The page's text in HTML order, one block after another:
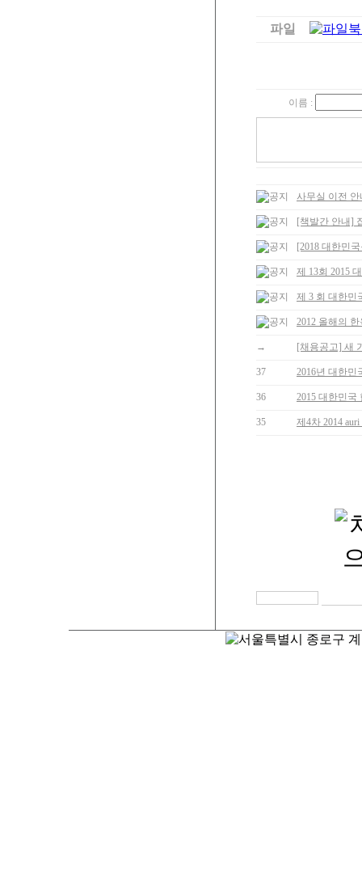
파일
이름 :
사무실 이전 안
[책발간 안내]
[2018 대한민
제 13회 2015
제 3 회 대한민
2012 올해의
→ [채용공고] 새
37 2016년 대한민
36 2015 대한민국
35 제4차 2014